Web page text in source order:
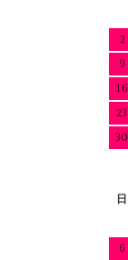
2
9
16
23
30
日
6